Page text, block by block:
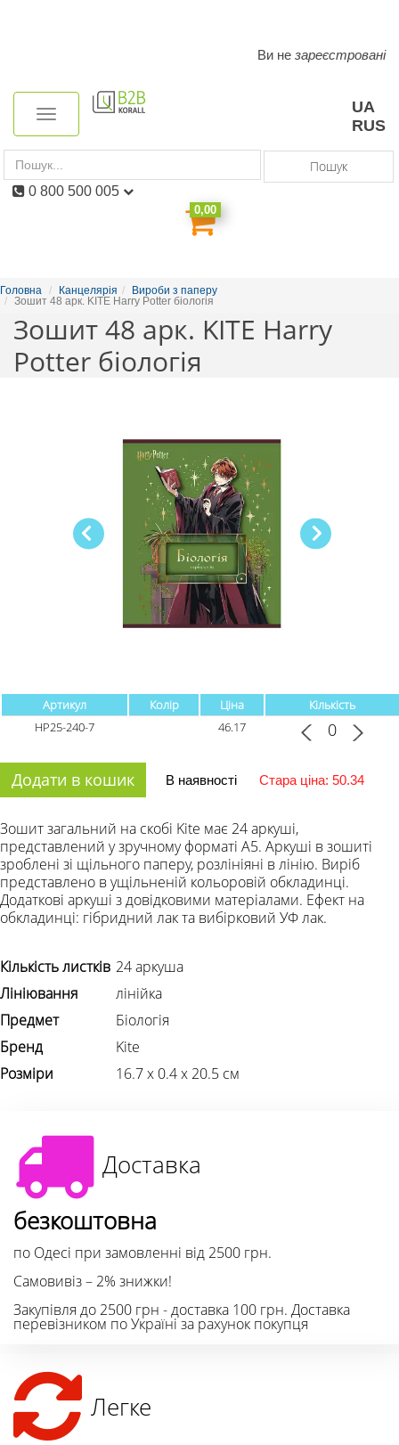
navigation
Toggle
UA
RUS
Пошук
0,00
Ви не зареєстровані
0 800 500 005
Головна Канцелярія
Вироби з паперу
Зошит 48 арк. KITE Harry Potter біологія
Зошит 48 арк. KITE Harry
Potter біологія
Артикул Колір Ціна
Кількість
HP25-240-7
46.17
Додати в кошик В наявності Стара ціна: 50.34
Зошит загальний на скобі Kite має 24 аркуші,
представлений у зручному форматі А5. Аркуші в зошиті
зроблені зі щільного паперу, розлініяні в лінію. Виріб
представлено в ущільненій кольоровій обкладинці.
Додаткові аркуші з довідковими матеріалами. Ефект на
обкладинці: гібридний лак та вибірковий УФ лак.
Кількість листків 24 аркуша
Лініювання
лінійка
Предмет
Біологія
Бренд
Kite
Розміри
16.7 х 0.4 х 20.5 см
Доставка
безкоштовна
по Одесі при замовленні від 2500 грн.
Самовивіз – 2% знижки!
Закупівля до 2500 грн - доставка 100 грн. Доставка
перевізником по Україні за рахунок покупця
Легке